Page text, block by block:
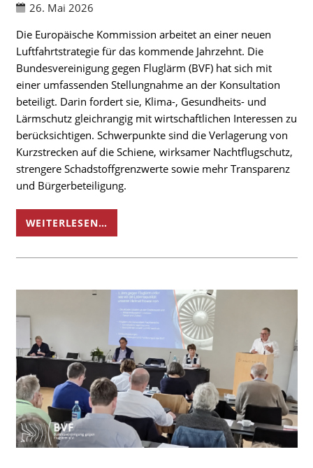
26. Mai 2026
Die Europäische Kommission arbeitet an einer neuen
Luftfahrtstrategie für das kommende Jahrzehnt. Die
Bundesvereinigung gegen Fluglärm (BVF) hat sich mit
einer umfassenden Stellungnahme an der Konsultation
beteiligt. Darin fordert sie, Klima-, Gesundheits- und
Lärmschutz gleichrangig mit wirtschaftlichen Interessen zu
berücksichtigen. Schwerpunkte sind die Verlagerung von
Kurzstrecken auf die Schiene, wirksamer Nachtflugschutz,
strengere Schadstoffgrenzwerte sowie mehr Transparenz
und Bürgerbeteiligung.
WEITERLESEN…